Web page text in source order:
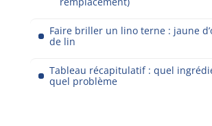
Faire briller un lino terne : jaune
de lin
Tableau récapitulatif : quel
quel problème